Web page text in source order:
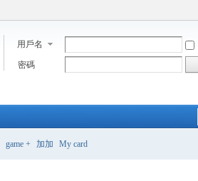
用戶名
密碼
game + 加加 My card